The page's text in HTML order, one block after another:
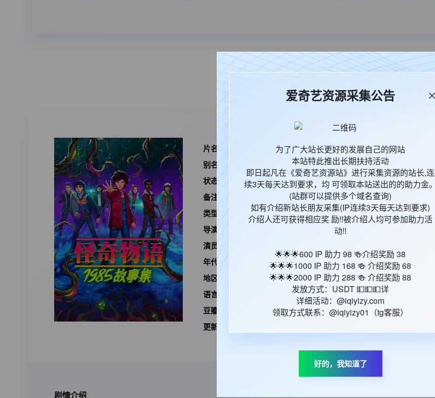
片名：
怪奇物语：1985故事集
别名：
Stranger Things: Tales From '85
状态： 1
备注：
类型：
剧情,动画,奇幻,冒险
导演：
演员：
年代：
地区：
语言：
豆瓣ID：
更新时间：
剧情介绍
爱奇艺资源采集公告
为了广大站长更好的发展自己的网站
本站特此推出长期扶持活动
即日起凡在《爱奇艺资源站》进行采集资源的站长,连
续3天每天达到要求，均 可领取本站送出的的助力金。
(站群可以提供多个域名查询)
如有介绍新站长朋友采集(IP连续3天每天达到要求)
介绍人还可获得相应奖 励!!被介绍人均可参加助力活
动!!
🌟🌟🌟600 IP 助力 98 🍻介绍奖励 38
🌟🌟🌟1000 IP 助力 168 🍻 介绍奖励 68
🌟🌟🌟2000 IP 助力 288 🍻 介绍奖励 88
发放方式：USDT 💵💵💵详
详细活动：@iqiyizy.com
领取方式联系：@iqiyizy01（tg客服）
好的，我知道了